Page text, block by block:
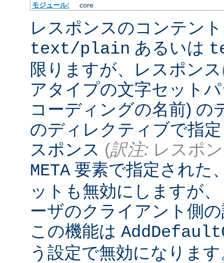
モジュール:
core
レスポンスのコンテン
text/plain あるいは
限りますが、レスポン
アタイプの文字セット
コーディングの名前) の
のディレクティブで指
スポンス (訳注: レスポ
META 要素で指定された
ットも無効にしますが
ーザのクライアント側
この機能は
う設定で無効になりま